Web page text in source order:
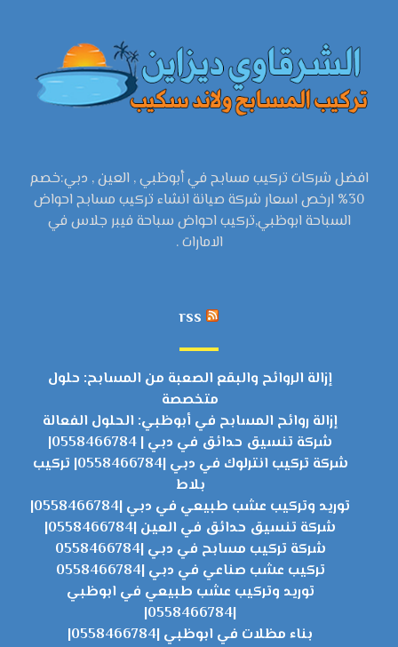
افضل شركات تركيب مسابح في أبوظبي , العين , دبي:خصم
30% ارخص اسعار شركة صيانة انشاء تركيب مسابح احواض
السباحة ابوظبي,تركيب احواض سباحة فيبر جلاس في
الامارات .
rss
إزالة الروائح والبقع الصعبة من المسابح: حلول
متخصصة
إزالة روائح المسابح في أبوظبي: الحلول الفعالة
شركة تنسيق حدائق في دبي | 0558466784|
شركة تركيب انترلوك في دبي |0558466784| تركيب
بلاط
توريد وتركيب عشب طبيعي في دبي |0558466784|
شركة تنسيق حدائق في العين |0558466784|
شركة تركيب مسابح في دبي |0558466784
تركيب عشب صناعي في دبي |0558466784
توريد وتركيب عشب طبيعي في ابوظبي
|0558466784|
بناء مظلات في ابوظبي |0558466784|